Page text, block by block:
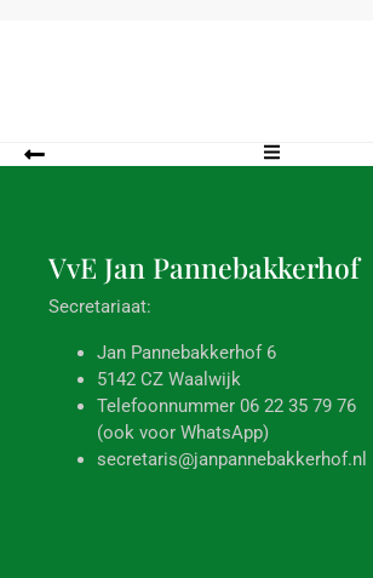
VvE Jan Pannebakkerhof
Secretariaat:
Jan Pannebakkerhof 6
5142 CZ Waalwijk
Telefoonnummer 06 22 35 79 76
(ook voor WhatsApp)
secretaris@janpannebakkerhof.nl